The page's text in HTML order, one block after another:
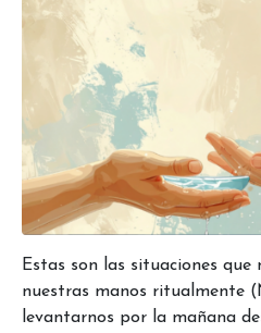
Estas son las situaciones
nuestras manos ritualmente
levantarnos por la mañana